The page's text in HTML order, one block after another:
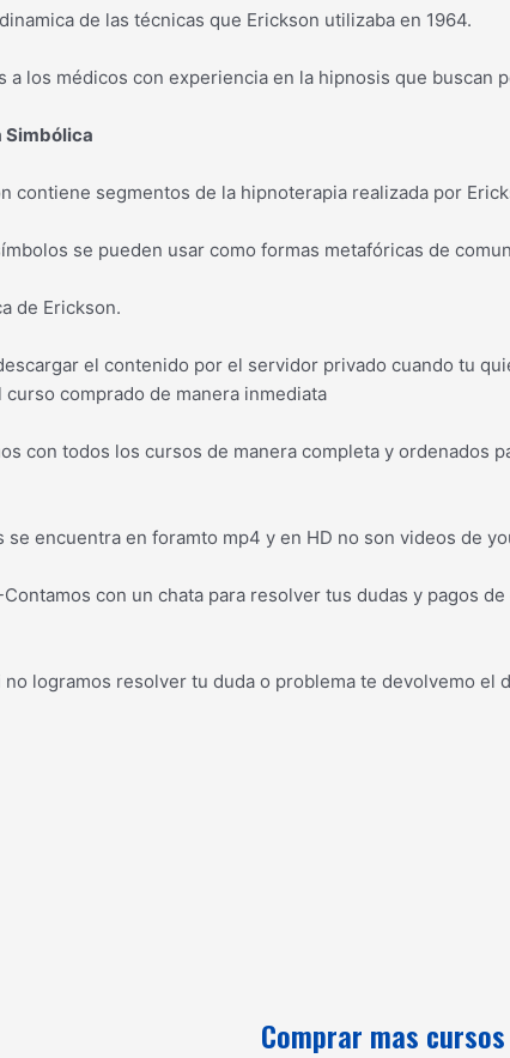
de las técnicas que Erickson utilizaba en 1964.
a los médicos con experiencia en la hipnosis que buscan
Simbólica
contiene segmentos de la hipnoterapia realizada por
se pueden usar como formas metafóricas de
de Erickson.
el contenido por el servidor privado cuando tu
comprado de manera inmediata
con todos los cursos de manera completa y ordenados
se encuentra en foramto mp4 y en HD no son videos de
Contamos con un chata para resolver tus dudas y pagos
no logramos resolver tu duda o problema te devolvemo
Comprar mas cursos